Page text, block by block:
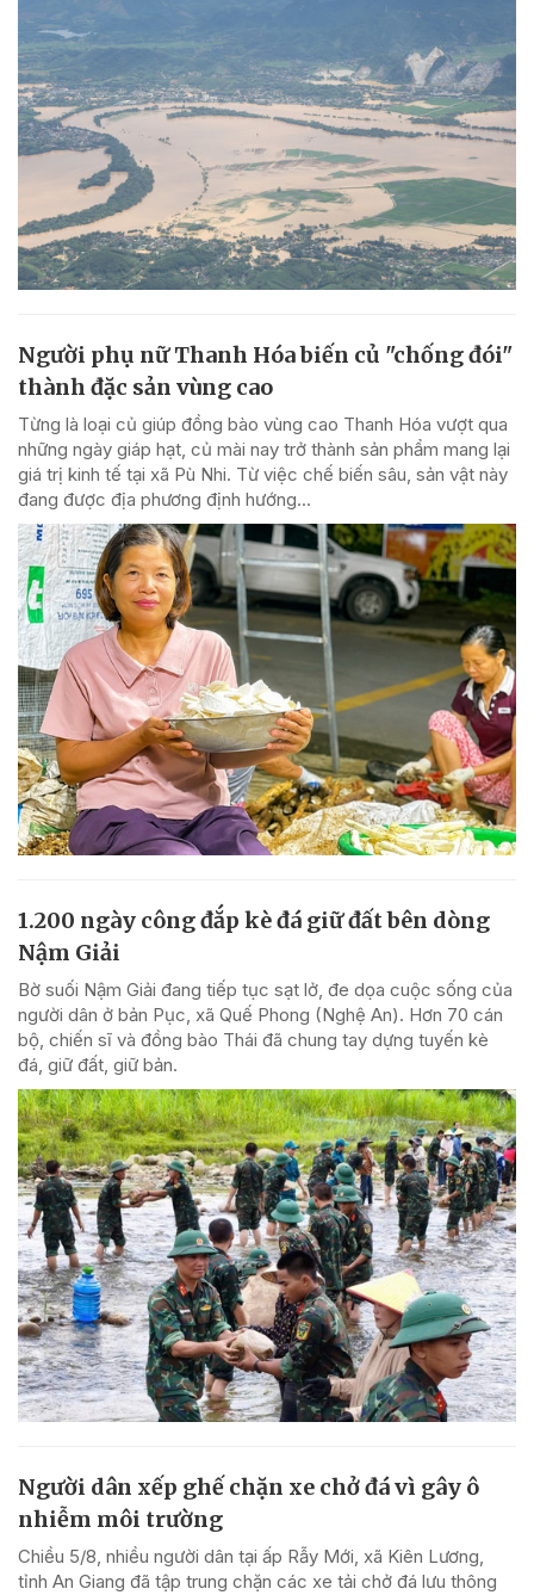
Người phụ nữ Thanh Hóa biến củ "chống đói"
thành đặc sản vùng cao
Từng là loại củ giúp đồng bào vùng cao Thanh Hóa vượt qua
những ngày giáp hạt, củ mài nay trở thành sản phẩm mang lại
giá trị kinh tế tại xã Pù Nhi. Từ việc chế biến sâu, sản vật này
đang được địa phương định hướng...
1.200 ngày công đắp kè đá giữ đất bên dòng
Nậm Giải
Bờ suối Nậm Giải đang tiếp tục sạt lở, đe dọa cuộc sống của
người dân ở bản Pục, xã Quế Phong (Nghệ An). Hơn 70 cán
bộ, chiến sĩ và đồng bào Thái đã chung tay dựng tuyến kè
đá, giữ đất, giữ bản.
Người dân xếp ghế chặn xe chở đá vì gây ô
nhiễm môi trường
Chiều 5/8, nhiều người dân tại ấp Rẫy Mới, xã Kiên Lương,
tỉnh An Giang đã tập trung chặn các xe tải chở đá lưu thông